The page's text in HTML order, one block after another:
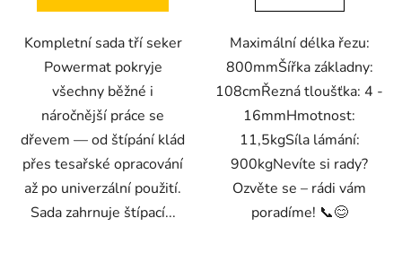
Kompletní sada tří seker
Powermat pokryje
všechny běžné i
náročnější práce se
dřevem — od štípání klád
přes tesařské opracování
až po univerzální použití.
Sada zahrnuje štípací...
Maximální délka řezu:
800mmŠířka základny:
108cmŘezná tloušťka: 4 -
16mmHmotnost:
11,5kgSíla lámání:
900kgNevíte si rady?
Ozvěte se – rádi vám
poradíme! 📞😊